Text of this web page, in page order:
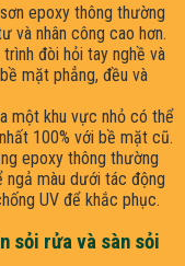
epoxy thông thường
và nhân công cao hơn.
trình đòi hỏi tay nghề và
mặt phẳng, đều và
một khu vực nhỏ có thể
100% với bề mặt cũ.
epoxy thông thường
màu dưới tác động
UV để khắc phục.
sỏi rửa và sàn sỏi